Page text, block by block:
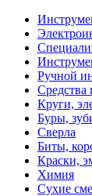
Ручной
Средства
Круги,
Буры,
Сверла
Биты,
Краски,
Химия
Сухие